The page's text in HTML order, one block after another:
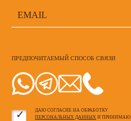
ПРЕДПОЧИТАЕМЫЙ СПОСОБ СВЯЗИ
ДАЮ СОГЛАСИЕ НА ОБРАБОТКУ
ПЕРСОНАЛЬНЫХ ДАННЫХ И ПРИНИМАЮ